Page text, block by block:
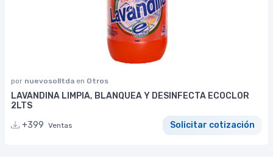
por nuevosolltda en Otros
LAVANDINA LIMPIA, BLANQUEA Y DESINFECTA ECOCLOR
2LTS
+399 Ventas Solicitar cotización